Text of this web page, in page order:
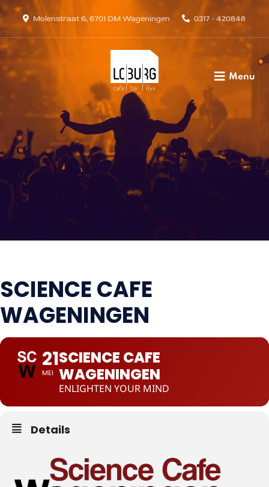
Molenstraat 6, 6701 DM Wageningen 0317 - 420848
Menu
SCIENCE CAFE
WAGENINGEN
21
MEI
SCIENCE CAFE
WAGENINGEN
ENLIGHTEN YOUR MIND
Details